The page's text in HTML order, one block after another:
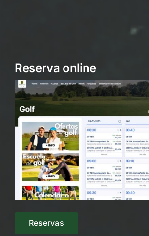
Reserva online
Reservas